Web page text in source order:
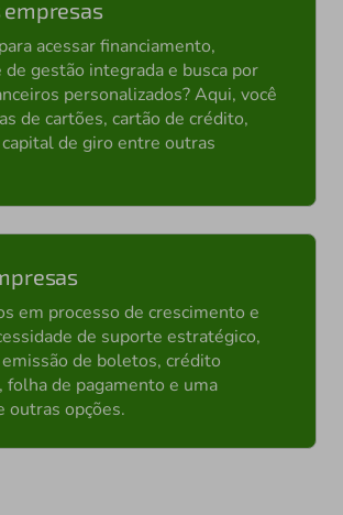
empresas
acessar financiamento,
de gestão integrada e busca por
personalizados? Aqui, você
de cartões, cartão de crédito,
de giro entre outras
em processo de crescimento e
de suporte estratégico,
de boletos, crédito
folha de pagamento e uma
outras opções.